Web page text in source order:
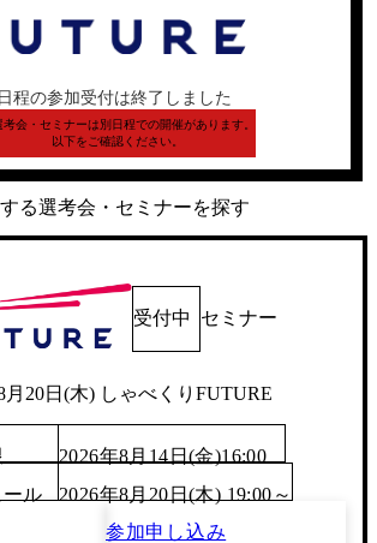
程の参加受付は終了しました
考会・セミナーは別日程での開催があります。
以下をご確認ください。
る選考会・セミナーを探す
受付中 セミナー
月20日(木) しゃべくりFUTURE
2026年8月14日(金)16:00
ール
2026年8月20日(木) 19:00～
参加申し込み